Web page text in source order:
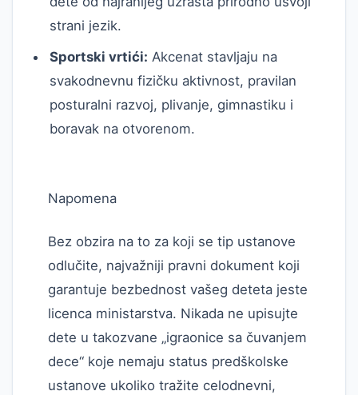
strani jezik.
Sportski vrtići: Akcenat stavljaju na
svakodnevnu fizičku aktivnost, pravilan
posturalni razvoj, plivanje, gimnastiku i
boravak na otvorenom.
Napomena
Bez obzira na to za koji se tip ustanove
odlučite, najvažniji pravni dokument koji
garantuje bezbednost vašeg deteta jeste
licenca ministarstva. Nikada ne upisujte
dete u takozvane „igraonice sa čuvanjem
dece“ koje nemaju status predškolske
ustanove ukoliko tražite celodnevni,